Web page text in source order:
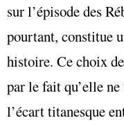
sur l’épisode des
pourtant, constitue
histoire. Ce choix
par le fait qu’elle
l’écart titanesque